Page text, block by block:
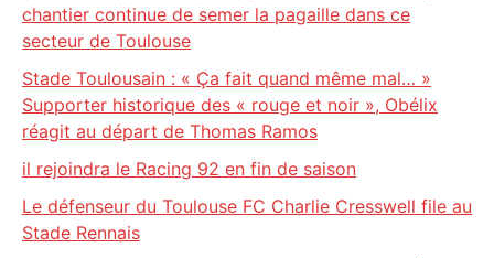
chantier continue de semer la pagaille dans ce
secteur de Toulouse
Stade Toulousain : « Ça fait quand même mal… »
Supporter historique des « rouge et noir », Obélix
réagit au départ de Thomas Ramos
il rejoindra le Racing 92 en fin de saison
Le défenseur du Toulouse FC Charlie Cresswell file au
Stade Rennais